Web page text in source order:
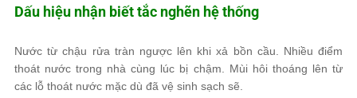
Dấu hiệu nhận biết tắc nghẽn hệ thống
Nước từ chậu rửa tràn ngược lên khi xả bồn cầu. Nhiều điểm
thoát nước trong nhà cùng lúc bị chậm. Mùi hôi thoáng lên từ
các lỗ thoát nước mặc dù đã vệ sinh sạch sẽ.